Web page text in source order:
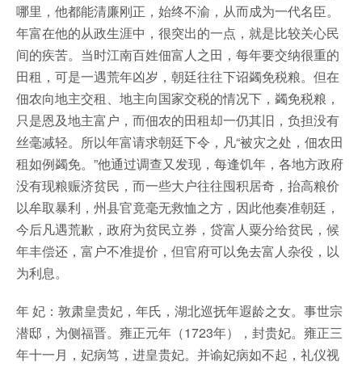
哪里，他都能清廉刚正，始终不渝，从而成为一代名臣。
年富在他的从政生涯中，很突出的一点，就是比较关心民
间的疾苦。当时江南百姓佃富人之田，每年要交纳很重的
田租，可是一遇荒年凶岁，朝廷往往下诏蠲免税粮。但在
佃农向地主交租、地主向国家交税的情况下，蠲免税粮，
只是恩及地主富户，而佃农的田租却一仍其旧，负担没有
丝毫减轻。所以年富请求朝廷下令，凡“被灾之处，佃农田
租如例蠲免。”他通过调查又发现，每逢饥年，各地方政府
没有现粮赈济贫民，而一些大户往往囤积居奇，抬高粮价
以牟取暴利，州县官竟毫无救恤之方，因此他奏准朝廷，
今后凡遇荒歉，政府为贫民立券，贷富人粟分给贫民，候
年丰偿还，富户不准提价，但官府可以免去富人杂役，以
为利息。
年 妃：敦肃皇贵妃，年氏，湖北巡抚年遐龄之女。事世宗
潜邸，为侧福晋。雍正元年（1723年），封贵妃。雍正三
年十一月，妃病笃，进皇贵妃。并谕妃病如不起，礼仪视